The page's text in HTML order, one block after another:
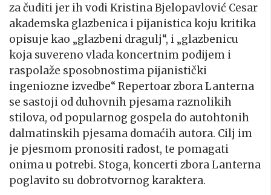
za čuditi jer ih vodi Kristina Bjelopavlović Cesar
akademska glazbenica i pijanistica koju kritika
opisuje kao „glazbeni dragulj“, i „glazbenicu
koja suvereno vlada koncertnim podijem i
raspolaže sposobnostima pijanistički
ingeniozne izvedbe“ Repertoar zbora Lanterna
se sastoji od duhovnih pjesama raznolikih
stilova, od popularnog gospela do autohtonih
dalmatinskih pjesama domaćih autora. Cilj im
je pjesmom pronositi radost, te pomagati
onima u potrebi. Stoga, koncerti zbora Lanterna
poglavito su dobrotvornog karaktera.